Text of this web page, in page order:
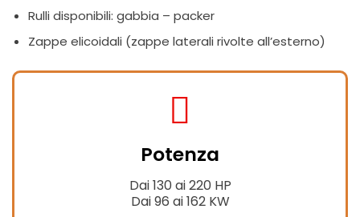
Rulli disponibili: gabbia – packer
Zappe elicoidali (zappe laterali rivolte all’esterno)
tractor
Potenza
Dai 130 ai 220 HP
Dai 96 ai 162 KW